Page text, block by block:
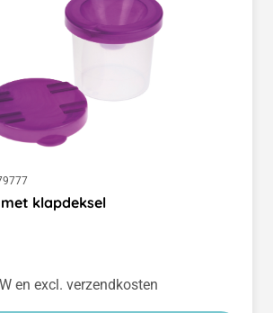
klapdeksel
en excl. verzendkosten